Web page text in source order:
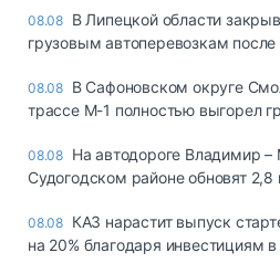
08.08 В Липецкой области
грузовым автоперевозкам
08.08 В Сафоновском округе
трассе М-1 полностью выгорел
08.08 На автодороге Владимир
Судогодском районе обновят 2,8
08.08 КАЗ нарастит выпуск
на 20% благодаря инвестициям